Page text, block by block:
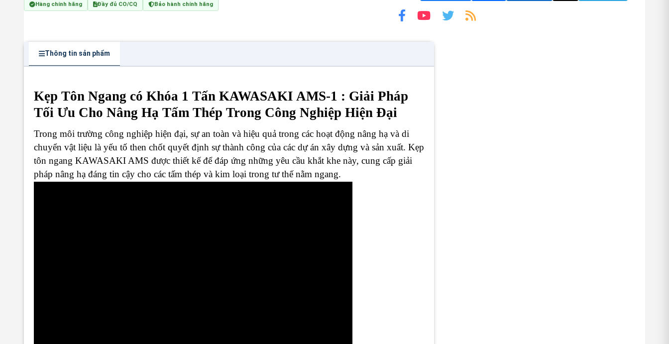
Hàng chính hãng Đầy đủ CO/CQ Bảo hành chính hãng
Thông tin sản phẩm
Kẹp Tôn Ngang có Khóa 1 Tấn KAWASAKI AMS-1 : Giải Pháp
Tối Ưu Cho Nâng Hạ Tấm Thép Trong Công Nghiệp Hiện Đại
Trong môi trường công nghiệp hiện đại, sự an toàn và hiệu quả trong các hoạt động nâng hạ và di
chuyển vật liệu là yếu tố then chốt quyết định sự thành công của các dự án xây dựng và sản xuất. Kẹp
tôn ngang KAWASAKI AMS được thiết kế để đáp ứng những yêu cầu khắt khe này, cung cấp giải
pháp nâng hạ đáng tin cậy cho các tấm thép và kim loại trong tư thế nằm ngang.